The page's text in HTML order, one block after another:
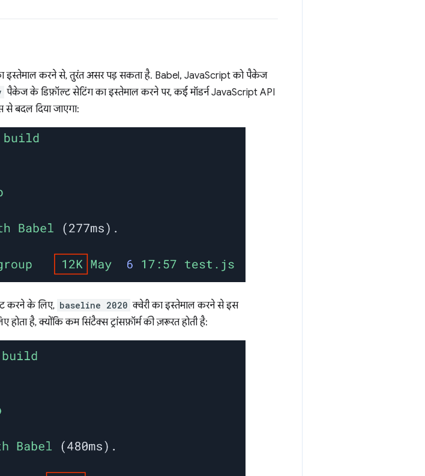
इस्तेमाल करने से, तुरंत असर पड़ सकता है. Babel, JavaScript को पैकेज
पैकेज के डिफ़ॉल्ट सेटिंग का इस्तेमाल करने पर, कई मॉडर्न JavaScript API
से बदल दिया जाएगा:
करने के लिए, baseline 2020 क्वेरी का इस्तेमाल करने से इस
है, क्योंकि कम सिंटैक्स ट्रांसफ़ॉर्म की ज़रूरत होती है: